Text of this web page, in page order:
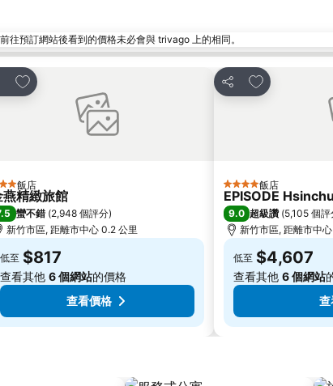
往預訂網站後看到的價格未必會與 trivago 上的相同。
加入我的最愛
級飯店
燕精緻旅館
蠻不錯 (2,948 個評分)
新竹市區, 距離市中心 0.2 公里
低至 $817
查看其他 6 個網站的價格
查看價格
分享
加入我的最愛
4 星級 飯店
EPISODE
9.0 超級讚 (5,105 個評
新竹市區, 距離市中
低至 $4,607
查看其他 6 個網站
查